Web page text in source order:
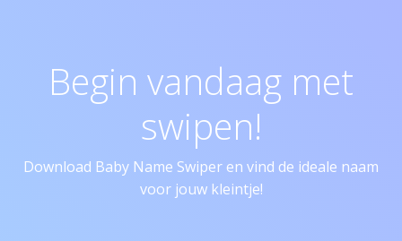
Begin vandaag met
swipen!
Download Baby Name Swiper en vind de ideale naam
voor jouw kleintje!